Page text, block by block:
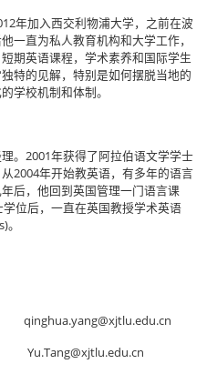
年加入西交利物浦大学，之前在波
一直为私人教育机构和大学工作，
期英语课程，学术素养和国际学生
特的见解，特别是如何摆脱当地的
学校机制和体制。
。2001年获得了阿拉伯语文学学士
2004年开始教英语，有多年的语言
后，他回到英国管理一门语言课
位后，一直在英国教授学术英语
qinghua.yang@xjtlu.edu.cn